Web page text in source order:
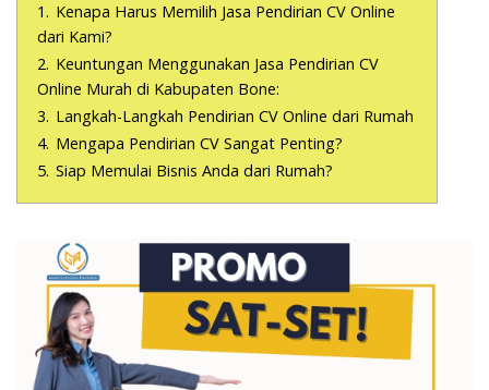
1. Kenapa Harus Memilih Jasa Pendirian CV Online
dari Kami?
2. Keuntungan Menggunakan Jasa Pendirian CV
Online Murah di Kabupaten Bone:
3. Langkah-Langkah Pendirian CV Online dari Rumah
4. Mengapa Pendirian CV Sangat Penting?
5. Siap Memulai Bisnis Anda dari Rumah?